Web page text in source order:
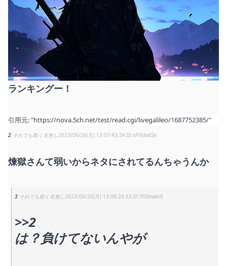
ランキングー！
引用元: "https://nova.5ch.net/test/read.cgi/livegalileo/1687752385/"
2 それでも動く名無し 2023/06/26(月) 13:07:43.34 nPlhIwtQa
煉獄さんて弱いからネタにされてるんちゃうんか
3 それでも動く名無し 2023/06/26(月) 13:08:20.63 TFRInwk/0
>>2
は？負けてないんやが